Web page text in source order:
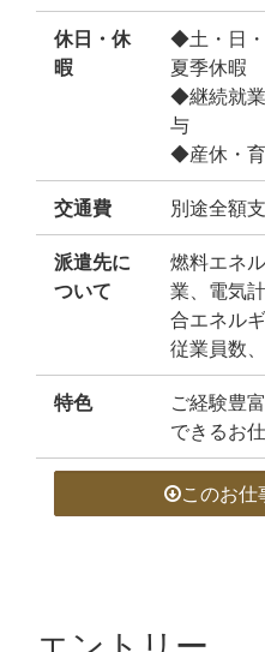
休日・休
暇
◆土・日・
夏季休暇
◆継続就
与
◆産休・
交通費 別途全額
派遣先に
ついて
燃料エネ
業、電気
合エネル
従業員数
特色
ご経験豊
できるお
このお仕